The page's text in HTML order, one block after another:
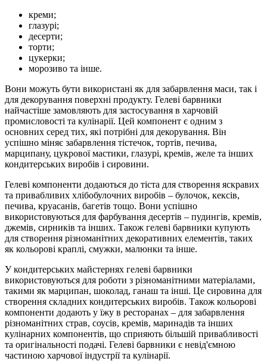
креми;
глазурі;
десерти;
торти;
цукерки;
морозиво та інше.
Вони можуть бути використані як для забарвлення маси, так і
для декорування поверхні продукту. Гелеві барвники
найчастіше замовляють для застосування в харчовій
промисловості та кулінарії. Цей компонент є одним з
основних серед тих, які потрібні для декорування. Він
успішно міняє забарвлення тістечок, тортів, печива,
марципану, цукрової мастики, глазурі, кремів, желе та інших
кондитерських виробів і сировини.
Гелеві компоненти додаються до тіста для створення яскравих
та привабливих хлібобулочних виробів – булочок, кексів,
печива, круасанів, багетів тощо. Вони успішно
використовуються для фарбування десертів – пудингів, кремів,
джемів, сирників та інших. Також гелеві барвники купують
для створення різноманітних декоративних елементів, таких
як кольорові краплі, смужки, малюнки та інше.
У кондитерських майстернях гелеві барвники
використовуються для роботи з різноманітними матеріалами,
такими як марципан, шоколад, ганаш та інші. Це сировина для
створення складних кондитерських виробів. Також кольорові
компоненти додають у їжу в ресторанах – для забарвлення
різноманітних страв, соусів, кремів, маринадів та інших
кулінарних компонентів, що сприяють більшій привабливості
та оригінальності подачі. Гелеві барвники є невід'ємною
частиною харчової індустрії та кулінарії.